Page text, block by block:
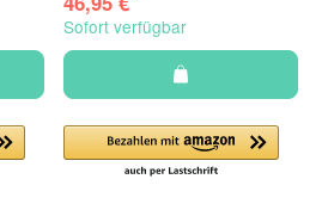
Sofort verfügbar